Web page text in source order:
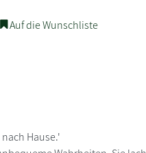
Auf die Wunschliste
Hause.'